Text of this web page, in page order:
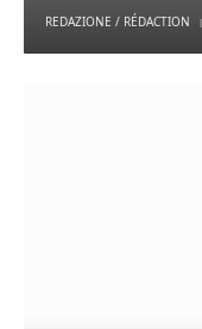
REDAZIONE / RÉDACTION